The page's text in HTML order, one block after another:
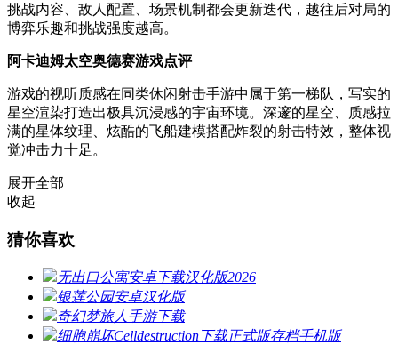
挑战内容、敌人配置、场景机制都会更新迭代，越往后对局的
博弈乐趣和挑战强度越高。
阿卡迪姆太空奥德赛游戏点评
游戏的视听质感在同类休闲射击手游中属于第一梯队，写实的
星空渲染打造出极具沉浸感的宇宙环境。深邃的星空、质感拉
满的星体纹理、炫酷的飞船建模搭配炸裂的射击特效，整体视
觉冲击力十足。
展开全部
收起
猜你喜欢
无出口公寓安卓下载汉化版2026
银莲公园安卓汉化版
奇幻梦旅人手游下载
细胞崩坏Celldestruction下载正式版存档手机版